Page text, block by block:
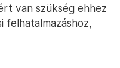
van szükség ehhez
felhatalmazáshoz,